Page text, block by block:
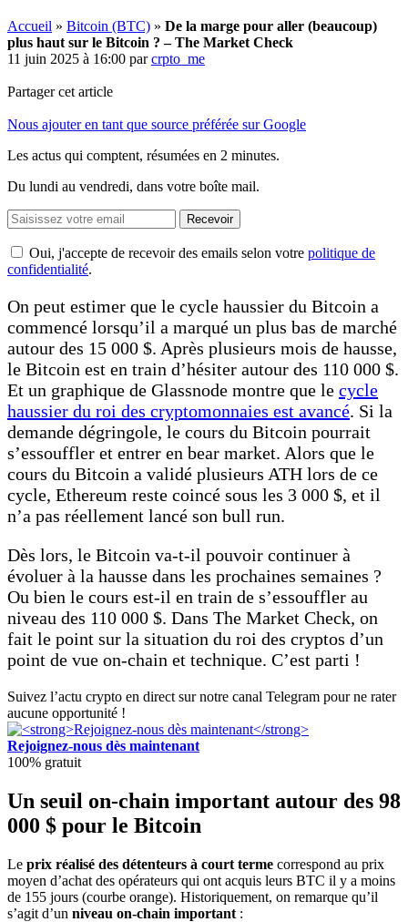
Accueil » Bitcoin (BTC) » De la marge pour aller (beaucoup)
plus haut sur le Bitcoin ? – The Market Check
11 juin 2025 à 16:00 parcrpto_me
Partager cet article
Nous ajouter en tant que source préférée sur Google
Les actus qui comptent, résumées en 2 minutes.
Du lundi au vendredi, dans votre boîte mail.
Recevoir
Oui, j'accepte de recevoir des emails selon votre politique de
confidentialité.
On peut estimer que le cycle haussier du Bitcoin a
commencé lorsqu’il a marqué un plus bas de marché
autour des 15 000 $. Après plusieurs mois de hausse,
le Bitcoin est en train d’hésiter autour des 110 000 $.
Et un graphique de Glassnode montre que le cycle
haussier du roi des cryptomonnaies est avancé. Si la
demande dégringole, le cours du Bitcoin pourrait
s’essouffler et entrer en bear market. Alors que le
cours du Bitcoin a validé plusieurs ATH lors de ce
cycle, Ethereum reste coincé sous les 3 000 $, et il
n’a pas réellement lancé son bull run.
Dès lors, le Bitcoin va-t-il pouvoir continuer à
évoluer à la hausse dans les prochaines semaines ?
Ou bien le cours est-il en train de s’essouffler au
niveau des 110 000 $. Dans The Market Check, on
fait le point sur la situation du roi des cryptos d’un
point de vue on-chain et technique. C’est parti !
Suivez l’actu crypto en direct sur notre canal Telegram pour ne rater
aucune opportunité !
Rejoignez-nous dès maintenant
100% gratuit
Un seuil on-chain important autour des 98
000 $ pour le Bitcoin
Le prix réalisé des détenteurs à court terme correspond au prix
moyen d’achat des opérateurs qui ont acquis leurs BTC il y a moins
de 155 jours (courbe orange). Historiquement, on remarque qu’il
s’agit d’un niveau on-chain important :